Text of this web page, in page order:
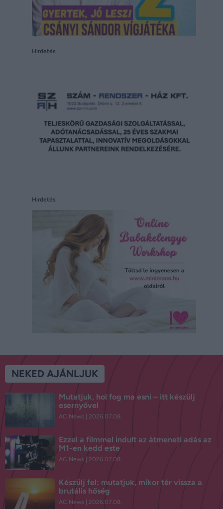
Hirdetés
Hirdetés
NEKED AJÁNLJUK
Mutatjuk, hol fog ma esni – itt készülj
esernyővel
AC News 2026.07.08.
Ezzel a filmmel indult az átmeneti adás az
M1-en kedd este
AC News 2026.07.08.
Készülj fel: mutatjuk, mikor tér vissza a
brutális hőség
AC News 2026.07.08.